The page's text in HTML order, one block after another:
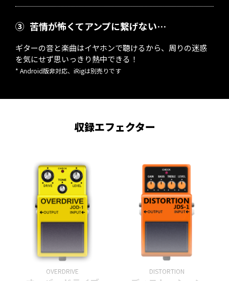
③ 苦情が怖くてアンプに繋げない…
ギターの音と楽曲はイヤホンで聴けるから、周りの迷惑
を気にせず思いっきり熱中できる！
* Android版非対応、iRigは別売りです
収録エフェクター
OVERDRIVE DISTORTION